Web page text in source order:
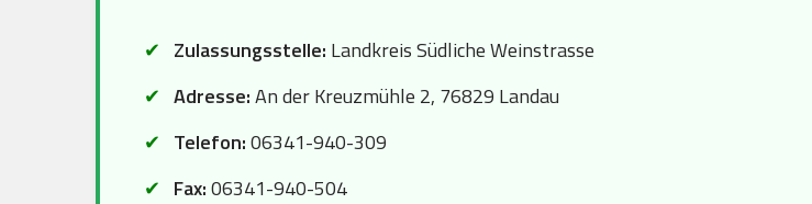
Zulassungsstelle: Landkreis Südliche Weinstrasse
Adresse:An der Kreuzmühle 2, 76829 Landau
Telefon:06341-940-309
Fax:06341-940-504